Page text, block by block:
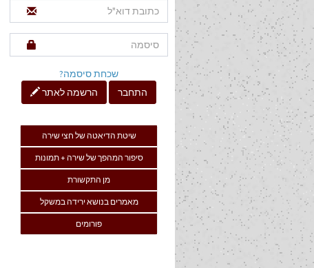
שכחת סיסמה?
התחבר
הרשמה לאתר
שיטת הדיאטה של חצי שירה
סיפור המהפך של שירה + תמונות
מן התקשורת
מאמרים בנושא ירידה במשקל
פורומים